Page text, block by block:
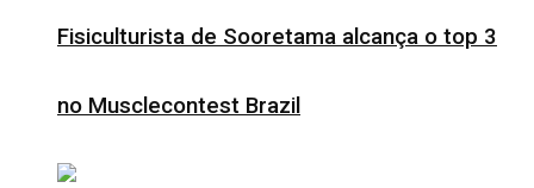
Fisiculturista de Sooretama alcança o top 3
no Musclecontest Brazil